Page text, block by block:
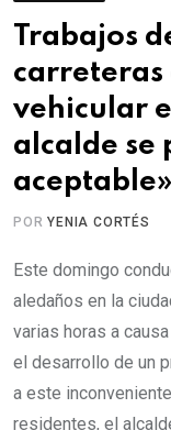
Trabajos
carreteras
vehicular
alcalde se
aceptable»
PORYENIA CORTÉS
Este domingo
aledaños en la
varias horas a
el desarrollo de un
a este
residentes, el